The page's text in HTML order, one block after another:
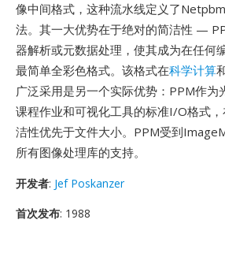
像中间格式，这种流水线定义了
法。其一大优势在于绝对的简洁性 —
器解析或元数据处理，使其成为在任何
最简单全彩色格式。该格式在科学计算
广泛采用是另一个实际优势：PPM作为
课程作业和可视化工具的标准I/O格式
洁性优先于文件大小。PPM受到
所有图像处理库的支持。
开发者: Jef Poskanzer
首次发布: 1988